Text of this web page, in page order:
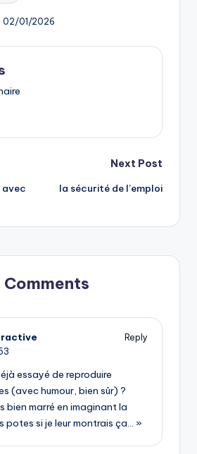
02/01/2026
avec
Next Post
la sécurité de l’emploi
Comments
Reply
essayé de reproduire
(avec humour, bien sûr) ?
bien marré en imaginant la
potes si je leur montrais ça… »